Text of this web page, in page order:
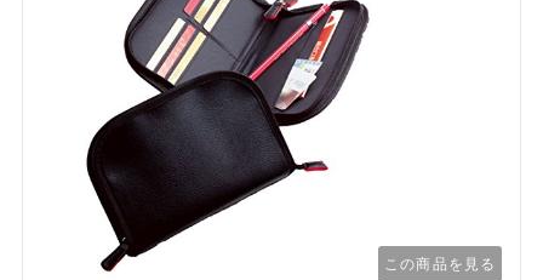
この商品を見る